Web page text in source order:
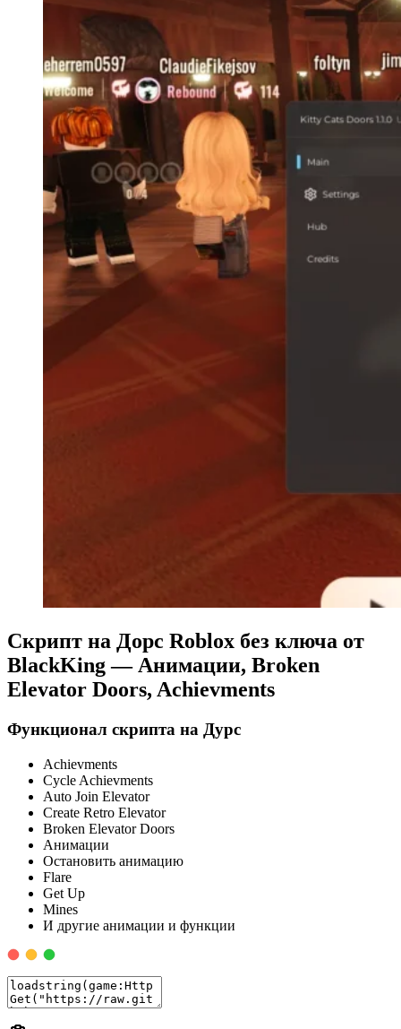
Скрипт на Дорс Roblox без ключа от
BlackKing — Анимации, Broken
Elevator Doors, Achievments
Функционал скрипта на Дурс
Achievments
Cycle Achievments
Auto Join Elevator
Create Retro Elevator
Broken Elevator Doors
Анимации
Остановить анимацию
Flare
Get Up
Mines
И другие анимации и функции